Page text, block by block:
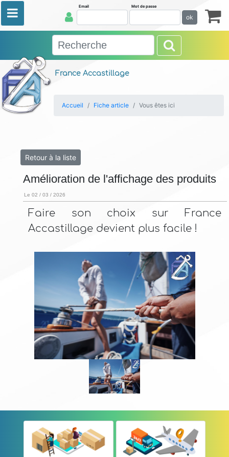
France Accastillage
Email Mot de passe
ok
Accueil Fiche article Vous êtes ici
Retour à la liste
Amélioration de l'affichage des produits
Le 02 / 03 / 2026
Faire son choix sur France
Accastillage devient plus facile !